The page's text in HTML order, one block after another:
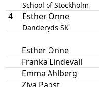
School of Stockholm
4 Esther Önne
Danderyds SK
Esther Önne
Franka Lindevall
Emma Ahlberg
Ziva Pabst